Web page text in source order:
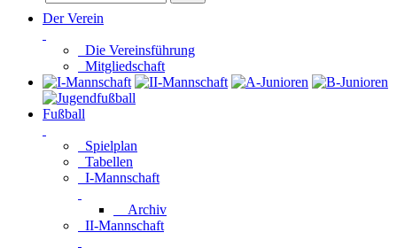
Der Verein
Die Vereinsführung
Mitgliedschaft
Fußball
Spielplan
Tabellen
I-Mannschaft
Archiv
II-Mannschaft